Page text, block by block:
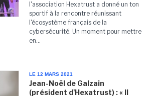
l'association Hexatrust a donné un ton
sportif à la rencontre réunissant
l'écosystème français de la
cybersécurité. Un moment pour mettre
en...
LE 12 MARS 2021
Jean-Noël de Galzain
(président d'Hexatrust) : « Il